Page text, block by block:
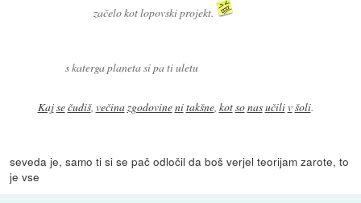
začelo kot lopovski projekt.
s katerga planeta si pa ti uletu
Kajsečudiš, večinazgodovinenitakšne, kotsonasučilivšoli.
seveda je, samo ti si se pač odločil da boš verjel teorijam zarote, to
je vse